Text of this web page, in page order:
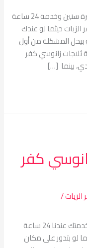
مركز صيانة ثلاجات زانوسي كفر الزيات – خبرة سنين وخدمة 24 ساعة
حيثما لو عندك
المشكلة من أول
ثلاجات زانوسي كفر
بينما […]
كفر
/
مركز صيانة غسالات زانوسي كفر الزيات – خدمتك عندنا 24 ساعة
لو بتدور على مكان